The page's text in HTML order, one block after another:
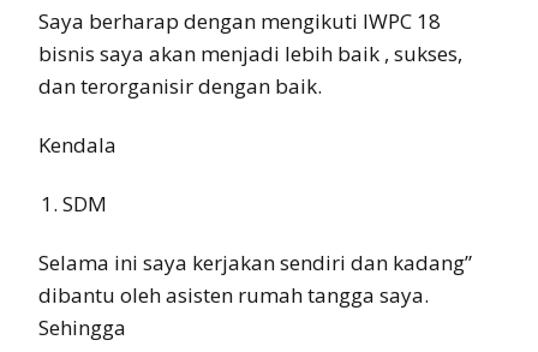
Saya berharap dengan mengikuti IWPC 18
bisnis saya akan menjadi lebih baik , sukses,
dan terorganisir dengan baik.
Kendala
SDM
Selama ini saya kerjakan sendiri dan kadang”
dibantu oleh asisten rumah tangga saya.
Sehingga